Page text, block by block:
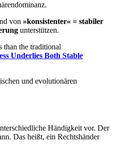
von »konsistenter« = stabiler
unterstützen.
than the traditional
Underlies Both Stable
und evolutionären
Händigkeit vor. Der
Das heißt, ein Rechtshänder